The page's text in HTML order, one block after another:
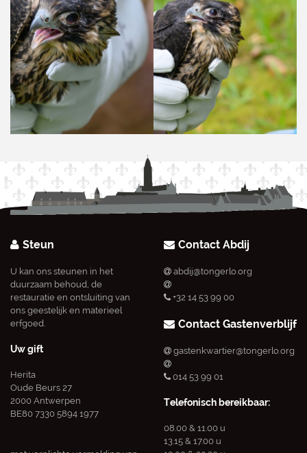
Steun
U kan ons steunen in het
duurzaam behoud, de
restauratie en ontsluiting van
ons geestelijk en materieel
erfgoed.
Uw gift
Herita
Oude Beurs 27
2000 Antwerpen
BE80 7330 5894 1977
Contact Abdij
abdij@tongerlo.org
+32 14 53 99 00
Contact Gastenverblijf
gastenkwartier@tongerlo.org
014 53 99 01
Telefonisch bereikbaar:
08.00 & 11.00 u
13.15 & 17.00 u